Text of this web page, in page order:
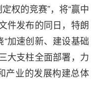
权的竞赛”，将“赢中
件发布的同日，特朗
加速创新、建设基础
大支柱全面部署，力
产业的发展构建总体